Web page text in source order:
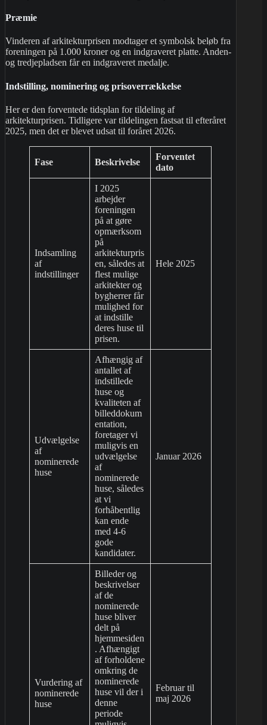
Præmie
Vinderen af arkitekturprisen modtager et symbolsk beløb fra
foreningen på 1.000 kroner og en indgraveret platte. Anden-
og tredjepladsen får en indgraveret medalje.
Indstilling, nominering og prisoverrækkelse
Her er den forventede tidsplan for tildeling af
arkitekturprisen. Tidligere var tildelingen fastsat til efteråret
2025, men det er blevet udsat til foråret 2026.
Fase Beskrivelse
Forventet
dato
Indsamling
af
indstillinger
I 2025
arbejder
foreningen
på at gøre
opmærksom
på
arkitekturpris
en, således at
flest mulige
arkitekter og
bygherrer får
mulighed for
at indstille
deres huse til
prisen.
Hele 2025
Udvælgelse
af
nominerede
huse
Afhængig af
antallet af
indstillede
huse og
kvaliteten af
billeddokum
entation,
foretager vi
muligvis en
udvælgelse
af
nominerede
huse, således
at vi
forhåbentlig
kan ende
med 4-6
gode
kandidater.
Januar 2026
Vurdering af
nominerede
huse
Billeder og
beskrivelser
af de
nominerede
huse bliver
delt på
hjemmesiden
. Afhængigt
af forholdene
omkring de
nominerede
huse vil der i
denne
periode
Februar til
maj 2026